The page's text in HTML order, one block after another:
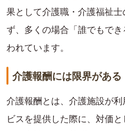
果として介護職・介護福祉
ず、多くの場合「誰でもで
われています。
介護報酬には限界がある
介護報酬とは、介護施設が
ビスを提供した際に、対価と